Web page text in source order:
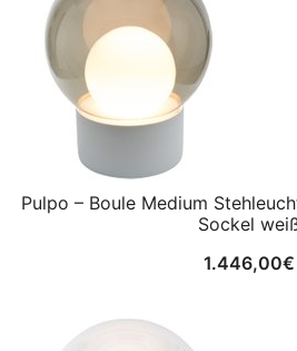
Pulpo – Boule Medium
Sockel
1.446,00€